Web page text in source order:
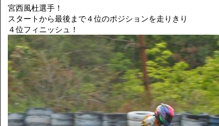
宮西風杜選手！
スタートから最後まで４位のポジションを走りきり
４位フィニッシュ！